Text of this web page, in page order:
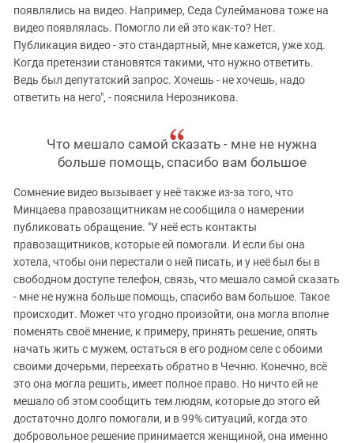
появлялись на видео. Например, Седа Сулейманова тоже на
видео появлялась. Помогло ли ей это как-то? Нет.
Публикация видео - это стандартный, мне кажется, уже ход.
Когда претензии становятся такими, что нужно ответить.
Ведь был депутатский запрос. Хочешь - не хочешь, надо
ответить на него", - пояснила Нерозникова.
Что мешало самой сказать - мне не нужна
больше помощь, спасибо вам большое
Сомнение видео вызывает у неё также из-за того, что
Минцаева правозащитникам не сообщила о намерении
публиковать обращение. "У неё есть контакты
правозащитников, которые ей помогали. И если бы она
хотела, чтобы они перестали о ней писать, и у неё был бы в
свободном доступе телефон, связь, что мешало самой сказать
- мне не нужна больше помощь, спасибо вам большое. Такое
происходит. Может что угодно произойти, она могла вполне
поменять своё мнение, к примеру, принять решение, опять
начать жить с мужем, остаться в его родном селе с обоими
своими дочерьми, переехать обратно в Чечню. Конечно, всё
это она могла решить, имеет полное право. Но ничто ей не
мешало об этом сообщить тем людям, которые до этого ей
достаточно долго помогали, и в 99% ситуаций, когда это
добровольное решение принимается женщиной, она именно